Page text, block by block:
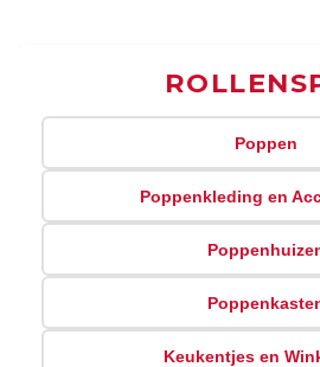
Poppen
Poppenkleding en
Keukentjes en